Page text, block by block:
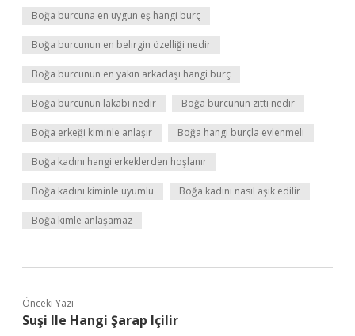
Boğa burcuna en uygun eş hangi burç
Boğa burcunun en belirgin özelliği nedir
Boğa burcunun en yakın arkadaşı hangi burç
Boğa burcunun lakabı nedir Boğa burcunun zıttı nedir
Boğa erkeği kiminle anlaşır Boğa hangi burçla evlenmeli
Boğa kadını hangi erkeklerden hoşlanır
Boğa kadını kiminle uyumlu Boğa kadını nasıl aşık edilir
Boğa kimle anlaşamaz
Önceki Yazı
Suşi Ile Hangi Şarap Içilir